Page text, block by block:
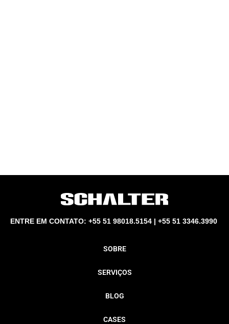
ENTRE EM CONTATO: +55 51 98018.5154 | +55 51 3346.3990
SOBRE
SERVIÇOS
BLOG
CASES